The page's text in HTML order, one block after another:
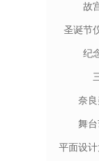
故
圣诞节
纪
奈
舞
平面设